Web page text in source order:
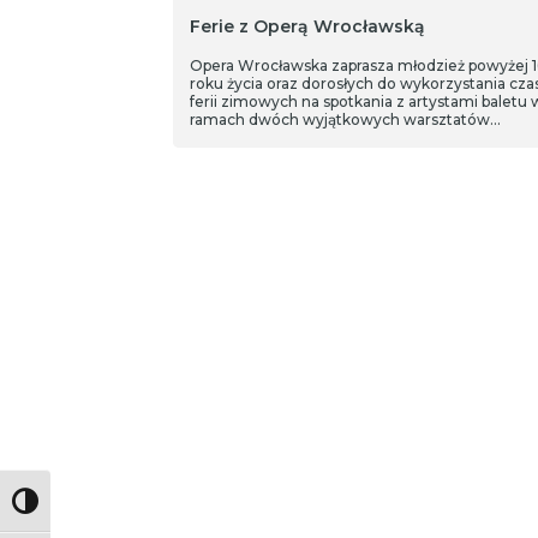
Toggle High Contrast
Ferie z Operą Wrocławską
Opera Wrocławska zaprasza młodzież powyżej
roku życia oraz dorosłych do wykorzystania
ferii zimowych na spotkania z artystami baletu
ramach dwóch wyjątkowych warsztatów